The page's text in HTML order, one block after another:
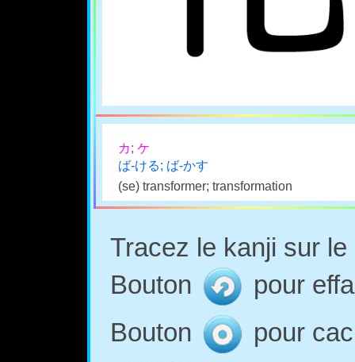
カ; ケ
ば-ける; ば-かす
(se) transformer; transformation
Tracez le kanji sur
Bouton
pour
Bouton
pour